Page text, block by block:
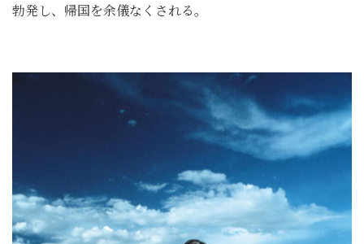
勃発し、帰国を余儀なくされる。